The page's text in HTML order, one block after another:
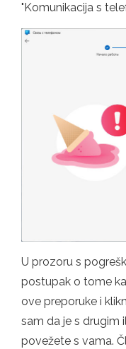
"Komunikacija s
U prozoru s
postupak o tome
ove preporuke i
sam da je s drugim
povežete s vama.